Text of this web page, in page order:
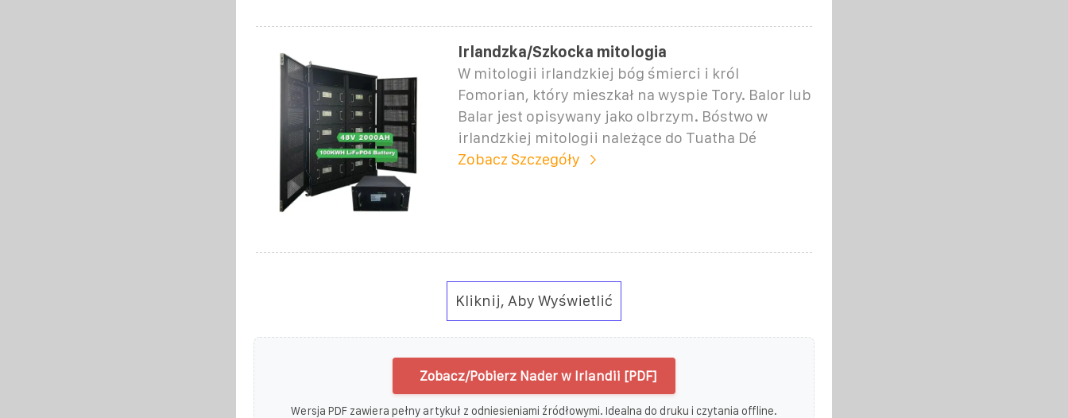
Irlandzka/Szkocka mitologia
W mitologii irlandzkiej bóg śmierci i król
Fomorian, który mieszkał na wyspie Tory. Balor lub
Balar jest opisywany jako olbrzym. Bóstwo w
irlandzkiej mitologii należące do Tuatha Dé
Zobacz Szczegóły
Kliknij, Aby Wyświetlić
Zobacz/Pobierz Nader w Irlandii [PDF]
Wersja PDF zawiera pełny artykuł z odniesieniami źródłowymi. Idealna do druku i czytania offline.